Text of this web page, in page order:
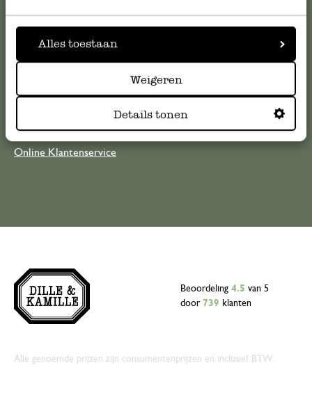
Alles toestaan
Weigeren
Details tonen
Voor vragen, tips of hulp kun je contact opnemen met onze
klantenservice@dille-kamille.com
Online Klantenservice
Beoordeling 4.5 van 5
door 739 klanten
Alle genoemde prijzen zijn consumentenprijzen en inclusief BTW.